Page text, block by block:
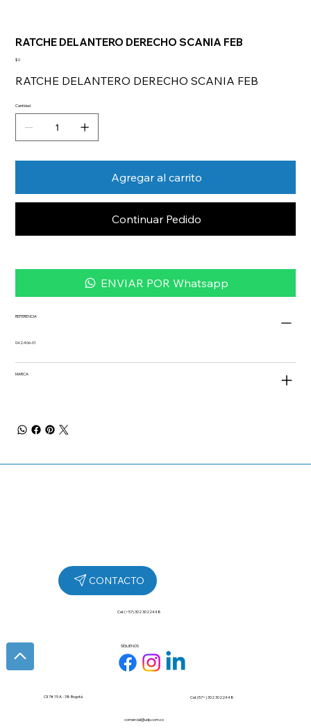
RATCHE DELANTERO DERECHO SCANIA FEB
Precio
$ 0
RATCHE DELANTERO DERECHO SCANIA FEB
Cantidad
Agregar al carrito
Continuar Pedido
ENVIAR POR Whatsapp
REFERENCIA
042.406-01
MARCA
SÍGUENOS
Cel: (+57) 302 3022448
Cll 7# 15 A - 38 Bogotá Cel: (57+) 302 3022448
comercial@udp.com.co